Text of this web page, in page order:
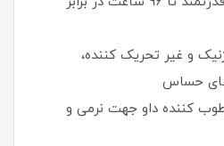
و غیر تحریک‌ کننده،
حساس
کننده داو جهت نرمی و